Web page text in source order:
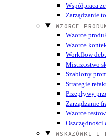
Współpraca
Zarządzanie
WZORCE
Wzorce
Wzorce
Workflow
Mistrzostwo
Szablony
Strategie
Przepływy
Zarządzanie
Wzorce
Oszczędności
WSKAZÓWKI I